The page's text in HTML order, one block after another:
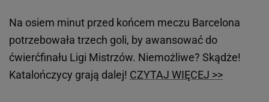
Na osiem minut przed końcem meczu Barcelona
potrzebowała trzech goli, by awansować do
ćwierćfinału Ligi Mistrzów. Niemożliwe? Skądże!
Katalończycy grają dalej! CZYTAJ WIĘCEJ >>